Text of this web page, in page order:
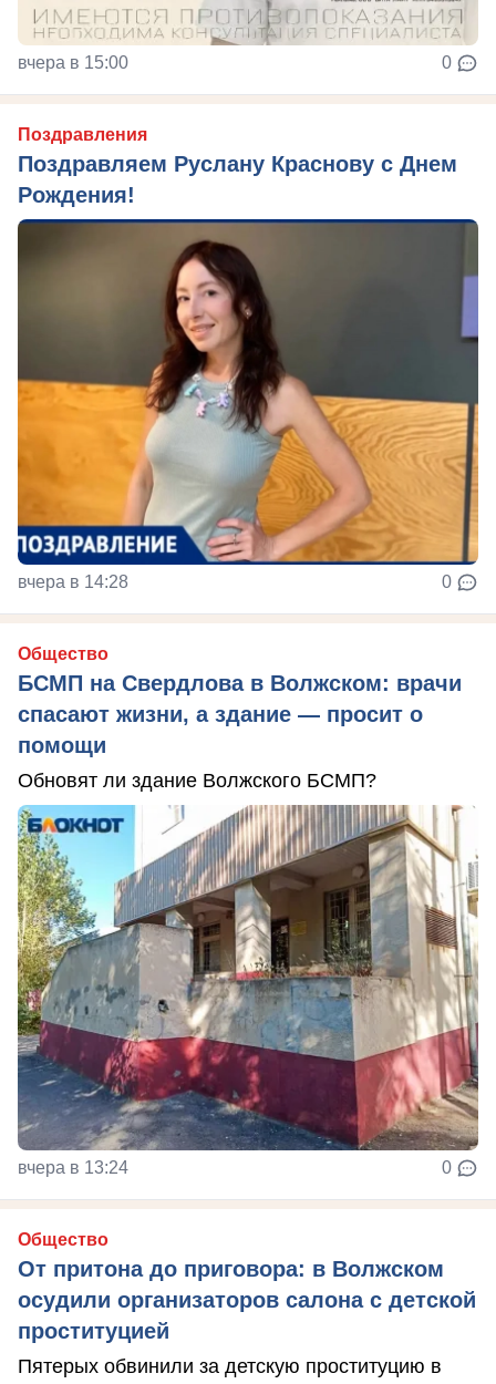
вчера в 15:00 0
Поздравления
Поздравляем Руслану Краснову с Днем
Рождения!
вчера в 14:28 0
Общество
БСМП на Свердлова в Волжском: врачи
спасают жизни, а здание — просит о
помощи
Обновят ли здание Волжского БСМП?
вчера в 13:24 0
Общество
От притона до приговора: в Волжском
осудили организаторов салона с детской
проституцией
Пятерых обвинили за детскую проституцию в